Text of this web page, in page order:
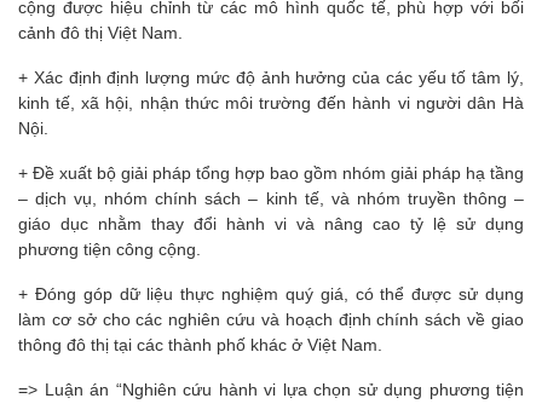
cộng được hiệu chỉnh từ các mô hình quốc tế, phù hợp với bối
cảnh đô thị Việt Nam.
+ Xác định định lượng mức độ ảnh hưởng của các yếu tố tâm lý,
kinh tế, xã hội, nhận thức môi trường đến hành vi người dân Hà
Nội.
+ Đề xuất bộ giải pháp tổng hợp bao gồm nhóm giải pháp hạ tầng
– dịch vụ, nhóm chính sách – kinh tế, và nhóm truyền thông –
giáo dục nhằm thay đổi hành vi và nâng cao tỷ lệ sử dụng
phương tiện công cộng.
+ Đóng góp dữ liệu thực nghiệm quý giá, có thể được sử dụng
làm cơ sở cho các nghiên cứu và hoạch định chính sách về giao
thông đô thị tại các thành phố khác ở Việt Nam.
=> Luận án “Nghiên cứu hành vi lựa chọn sử dụng phương tiện